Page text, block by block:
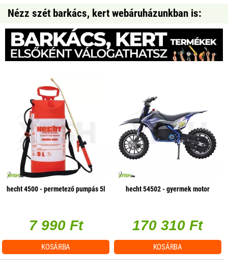
Nézz szét barkács, kert webáruházunkban is:
hecht 4500 - permetező pumpás 5l
7 990 Ft
KOSÁRBA
hecht 54502 - gyermek motor
170 310 Ft
KOSÁRBA